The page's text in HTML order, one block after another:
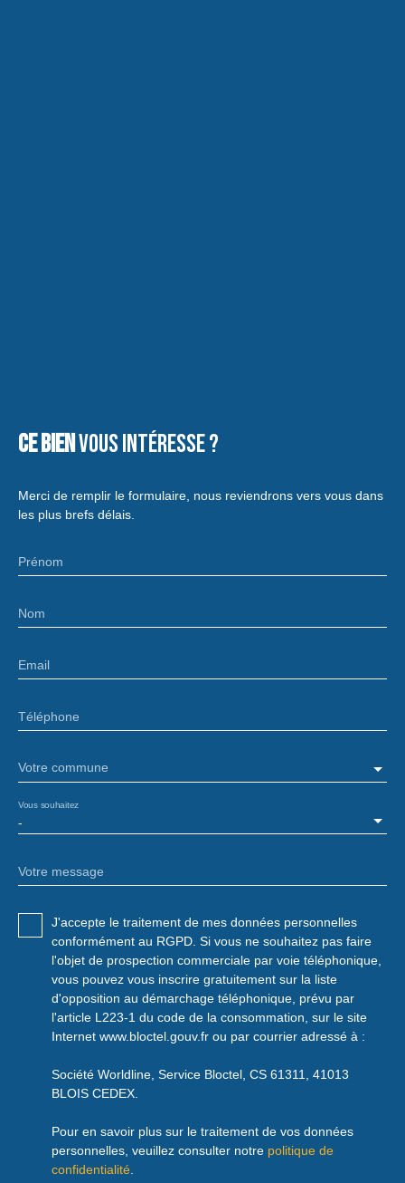
Ce bien vous intéresse ?
Merci de remplir le formulaire, nous reviendrons vers vous dans
les plus brefs délais.
Prénom
Nom
Email
Téléphone
Votre commune
-
Vous souhaitez
Votre message
J'accepte le traitement de mes données personnelles
conformément au RGPD. Si vous ne souhaitez pas faire
l'objet de prospection commerciale par voie téléphonique,
vous pouvez vous inscrire gratuitement sur la liste
d'opposition au démarchage téléphonique, prévu par
l'article L223-1 du code de la consommation, sur le site
Internet www.bloctel.gouv.fr ou par courrier adressé à :
Société Worldline, Service Bloctel, CS 61311, 41013
BLOIS CEDEX.
Pour en savoir plus sur le traitement de vos données
personnelles, veuillez consulter notre politique de
confidentialité